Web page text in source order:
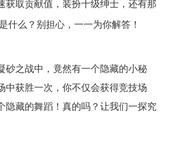
获取贡献值，装扮十级绅士，还有那
什么？别担心，一一为你解答！
砂之战中，竟然有一个隐藏的小秘
中获胜一次，你不仅会获得竞技场
隐藏的舞蹈！真的吗？让我们一探究